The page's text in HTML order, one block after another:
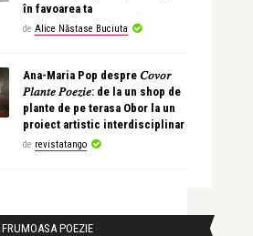
în favoarea ta
de Alice Năstase Buciuta
Ana-Maria Pop despre 𝐶𝑜𝑣𝑜𝑟
𝑃𝑙𝑎𝑛𝑡𝑒 𝑃𝑜𝑒𝑧𝑖𝑒: de la un shop de
plante de pe terasa Obor la un
proiect artistic interdisciplinar
de revistatango
POEZIE